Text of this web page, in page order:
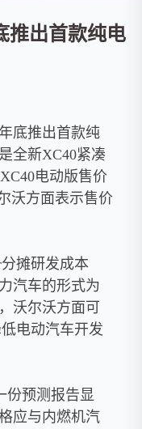
推出首款纯电
底推出首款纯
全新XC40紧凑
电动版售价
沃方面表示售价
摊研发成本
汽车的形式为
沃尔沃方面可
电动汽车开发
份预测报告显
应与内燃机汽